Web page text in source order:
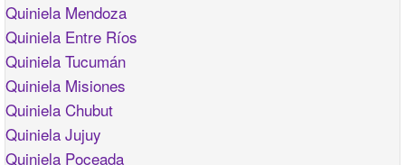
Quiniela Mendoza
Quiniela Entre Ríos
Quiniela Tucumán
Quiniela Misiones
Quiniela Chubut
Quiniela Jujuy
Quiniela Poceada